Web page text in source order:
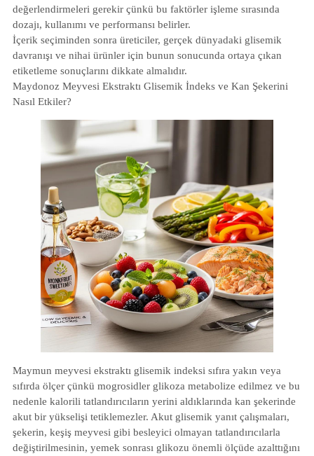
değerlendirmeleri gerekir çünkü bu faktörler işleme sırasında
dozajı, kullanımı ve performansı belirler.
İçerik seçiminden sonra üreticiler, gerçek dünyadaki glisemik
davranışı ve nihai ürünler için bunun sonucunda ortaya çıkan
etiketleme sonuçlarını dikkate almalıdır.
Maydonoz Meyvesi Ekstraktı Glisemik İndeks ve Kan Şekerini
Nasıl Etkiler?
Maymun meyvesi ekstraktı glisemik indeksi sıfıra yakın veya
sıfırda ölçer çünkü mogrosidler glikoza metabolize edilmez ve bu
nedenle kalorili tatlandırıcıların yerini aldıklarında kan şekerinde
akut bir yükselişi tetiklemezler. Akut glisemik yanıt çalışmaları,
şekerin, keşiş meyvesi gibi besleyici olmayan tatlandırıcılarla
değiştirilmesinin, yemek sonrası glikozu önemli ölçüde azalttığını